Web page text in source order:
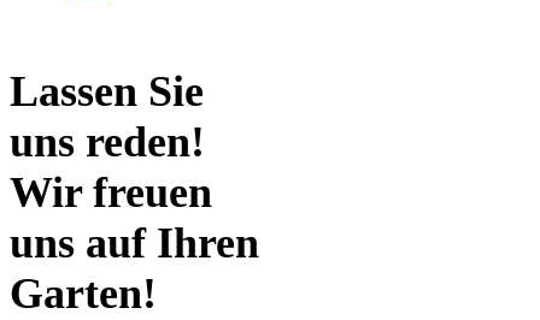
Lassen Sie
uns reden!
Wir freuen
uns auf Ihren
Garten!